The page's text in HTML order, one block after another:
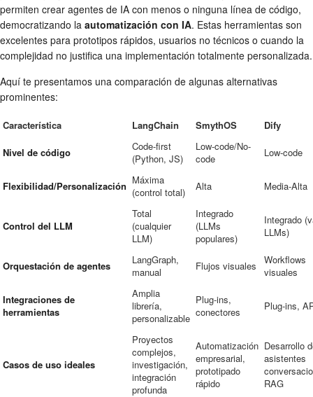
permiten crear agentes de IA con menos o ninguna línea de código,
democratizando la automatización con IA. Estas herramientas son
excelentes para prototipos rápidos, usuarios no técnicos o cuando la
complejidad no justifica una implementación totalmente personalizada.
Aquí te presentamos una comparación de algunas alternativas
prominentes:
Característica LangChain SmythOS Dify
Nivel de código
Code-first
(Python, JS)
Low-code/No-
code
Low-code
Flexibilidad/Personalización Máxima
(control total)
Alta Media-Alta
Control del LLM
Total
(cualquier
LLM)
Integrado
(LLMs
populares)
Integrado
LLMs)
Orquestación de agentes
LangGraph,
manual
Flujos visuales
Workflows
visuales
Integraciones de
herramientas
Amplia
librería,
personalizable
Plug-ins,
conectores
Plug-ins,
Casos de uso ideales
Proyectos
complejos,
investigación,
integración
profunda
Automatización
empresarial,
prototipado
rápido
Desarrollo
asistentes
RAG